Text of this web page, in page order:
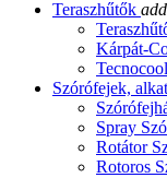
Teraszhűtők add
Kárpát-
Szórófejek,
Spray
Rotátor
Rotoros